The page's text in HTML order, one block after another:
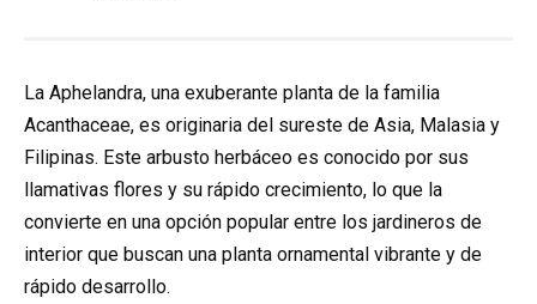
La Aphelandra, una exuberante planta de la familia
Acanthaceae, es originaria del sureste de Asia, Malasia y
Filipinas. Este arbusto herbáceo es conocido por sus
llamativas flores y su rápido crecimiento, lo que la
convierte en una opción popular entre los jardineros de
interior que buscan una planta ornamental vibrante y de
rápido desarrollo.